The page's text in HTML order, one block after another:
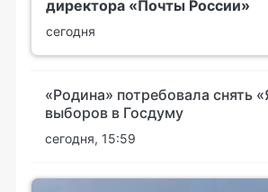
директора «Почты России»
сегодня
«Родина» потребовала снять
выборов в Госдуму
сегодня, 15:59